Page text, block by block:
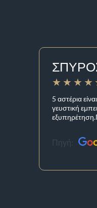
5 αστέρια
γευστική
Πηγή: